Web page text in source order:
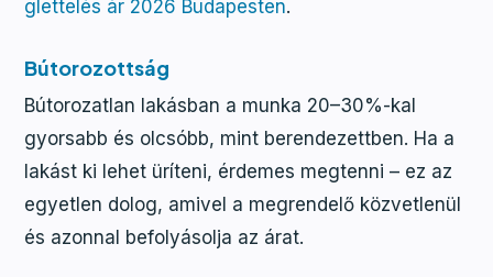
glettelés ár 2026 Budapesten.
Bútorozottság
Bútorozatlan lakásban a munka 20–30%-kal
gyorsabb és olcsóbb, mint berendezettben. Ha a
lakást ki lehet üríteni, érdemes megtenni – ez az
egyetlen dolog, amivel a megrendelő közvetlenül
és azonnal befolyásolja az árat.